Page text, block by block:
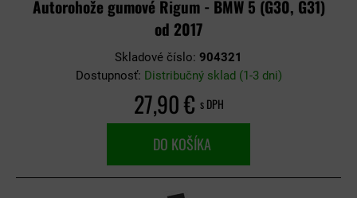
Autorohože gumové Rigum - BMW 5 (G30, G31)
od 2017
Skladové číslo: 904321
Dostupnosť: Distribučný sklad (1-3 dni)
27,90 € s DPH
DO KOŠÍKA